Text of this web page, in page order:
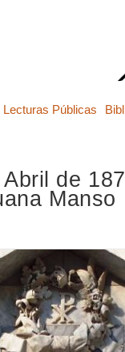
Lecturas Públicas
de
Manso